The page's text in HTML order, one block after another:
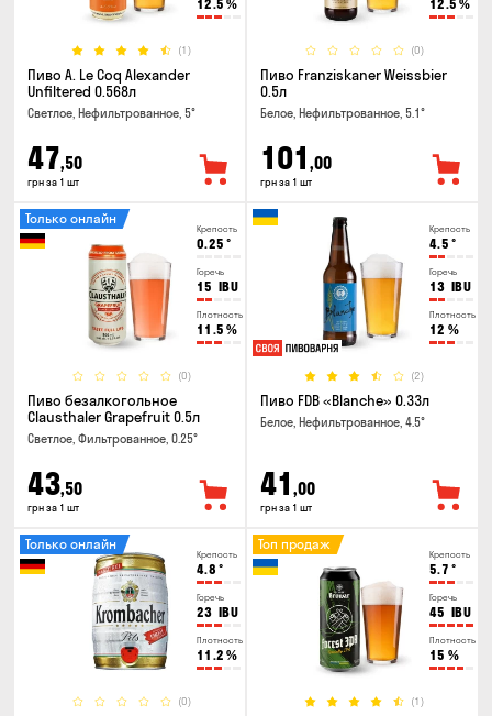
12.5 %
(1)
Пиво A. Le Coq Alexander
Unfiltered 0.568л
Светлое, Нефильтрованное, 5°
47,50
грн за 1 шт
12.5 %
(0)
Пиво Franziskaner Weissbier
0.5л
Белое, Нефильтрованное, 5.1°
101 ,00
грн за 1 шт
Крепость
0.25 °
Горечь
15 IBU
Плотность
11.5 %
(0)
Только онлайн
Пиво безалкогольное
Clausthaler Grapefruit 0.5л
Светлое, Фильтрованное, 0.25°
43,50
грн за 1 шт
Крепость
4.5 °
Горечь
13 IBU
Плотность
12 %
(2)
Пиво FDB «Blanche» 0.33л
Белое, Нефильтрованное, 4.5°
41 ,00
грн за 1 шт
Крепость
4.8 °
Горечь
23 IBU
Плотность
11.2 %
(0)
Только онлайн
Крепость
5.7 °
Горечь
45 IBU
Плотность
15 %
(1)
Топ продаж